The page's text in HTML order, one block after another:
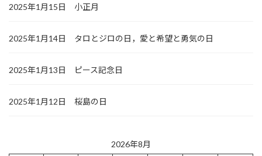
2025年1月15日 小正月
2025年1月14日 タロとジロの日，愛と希望と勇気の日
2025年1月13日 ピース記念日
2025年1月12日 桜島の日
2026年8月